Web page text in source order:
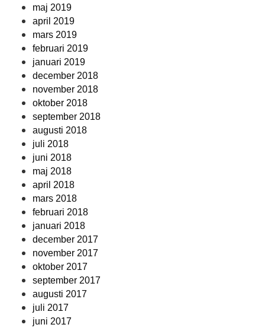
maj 2019
april 2019
mars 2019
februari 2019
januari 2019
december 2018
november 2018
oktober 2018
september 2018
augusti 2018
juli 2018
juni 2018
maj 2018
april 2018
mars 2018
februari 2018
januari 2018
december 2017
november 2017
oktober 2017
september 2017
augusti 2017
juli 2017
juni 2017